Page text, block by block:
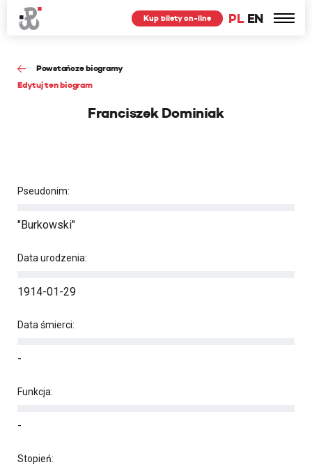
PL EN
Kup bilety on-line
Powstańcze biogramy
Edytuj ten biogram
Franciszek Dominiak
Pseudonim:
"Burkowski"
Data urodzenia:
1914-01-29
Data śmierci:
-
Funkcja:
-
Stopień: